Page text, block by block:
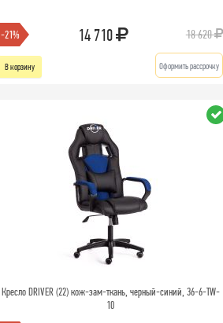
-21% 14 710 18 620
В корзину Оформить рассрочку
Кресло DRIVER (22) кож-зам-ткань, черный-синий, 36-6-TW-
10